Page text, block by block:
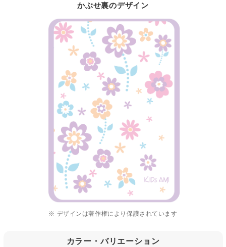
かぶせ裏のデザイン
※ デザインは著作権により保護されています
カラー・バリエーション